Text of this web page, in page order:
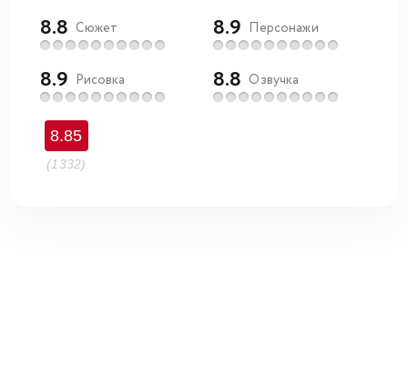
8.8 Сюжет 8.9 Персонажи
8.9 Рисовка 8.8 Озвучка
8.85
(1332)